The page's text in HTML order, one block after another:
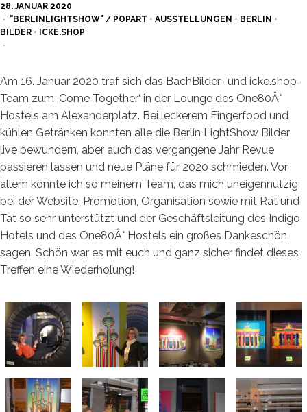
POSTED
ON
28. JANUAR 2020
"BERLINLIGHTSHOW" / POPART • AUSSTELLUNGEN • BERLIN •
BILDER • ICKE.SHOP
Am 16. Januar 2020 traf sich das BachBilder- und icke.shop-
Team zum ‚Come Together‘ in der Lounge des One80Â°
Hostels am Alexanderplatz. Bei leckerem Fingerfood und
kühlen Getränken konnten alle die Berlin LightShow Bilder
live bewundern, aber auch das vergangene Jahr Revue
passieren lassen und neue Pläne für 2020 schmieden. Vor
allem konnte ich so meinem Team, das mich uneigennützig
bei der Website, Promotion, Organisation sowie mit Rat und
Tat so sehr unterstützt und der Geschäftsleitung des Indigo
Hotels und des One80Â° Hostels ein großes Dankeschön
sagen. Schön war es mit euch und ganz sicher findet dieses
Treffen eine Wiederholung!